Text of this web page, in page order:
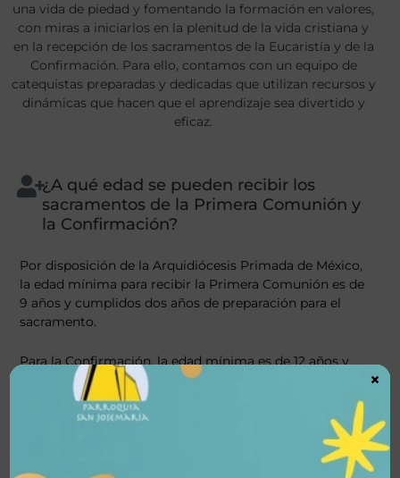
una vida de piedad y fomentando la formación en valores,
con miras a iniciarlos en la plenitud de la vida cristiana y
en la recepción de los sacramentos de la Eucaristía y de la
Confirmación. Para ello, contamos con un equipo de
catequistas preparadas y dedicadas que utilizan recursos y
dinámicas que hacen que el aprendizaje sea divertido y
eficaz.
¿A qué edad se pueden recibir los
sacramentos de la Primera Comunión y
la Confirmación?
Por disposición de la Arquidiócesis Primada de México,
la edad mínima para recibir la Primera Comunión es de
9 años y cumplidos dos años de preparación para el
sacramento.
Para la Confirmación, la edad mínima es de 12 años y
cumplidos tres años de preparación para el
sacramento.
En esta Parroquia se dan clases de catequesis para
niños y jóvenes de 7 a 15 años en los siguientes Grupos:
×